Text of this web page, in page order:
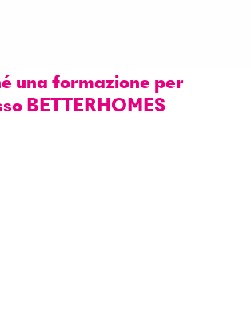
una formazione per
BETTERHOMES